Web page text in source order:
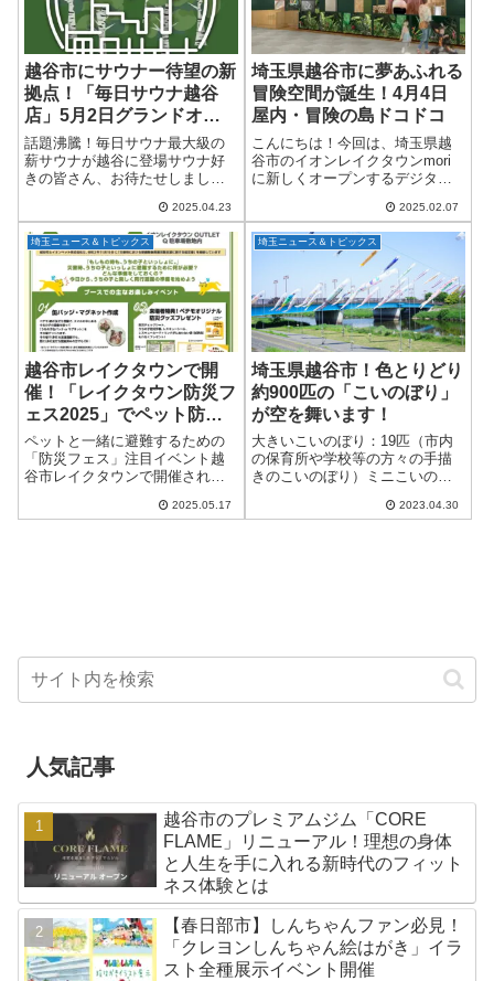
越谷市にサウナー待望の新
拠点！「毎日サウナ越谷
店」5月2日グランドオー
プン
話題沸騰！毎日サウナ最大級の
薪サウナが越谷に登場サウナ好
きの皆さん、お待たせしまし
王子店に続く「毎日サウナ」グ
ループの第3号店が、いよいよ埼
玉県越谷市にオープンします。
その名も「毎日サウナ...
2025.04.23
埼玉県越谷市に夢あふれる
冒険空間が誕生！4月4日
屋内・冒険の島ドコドコ
こんにちは！今回は、埼玉県越
谷市のイオンレイクタウンmori
に新しくオープンするデジタル
の島 ドコドコ イオンレイクタウ
ンmori」をご紹介します。バン
ダイナムコアミューズメントが
2025.02.07
埼玉ニュース＆トピックス
越谷市レイクタウンで開
催！「レイクタウン防災フ
ェス2025」でペット防災
の重要性を体験しよう
ペットと一緒に避難するための
「防災フェス」注目イベント越
谷市レイクタウンで開催される
2025」に、今年もイオンペット
2025.05.17
埼玉ニュース＆トピックス
埼玉県越谷市！色とりどり
約900匹の「こいのぼり」
が空を舞います！
大きいこいのぼり：19匹（市内
の保育所や学校等の方々の手描
きのこいのぼり）ミニこいのぼ
町スポット広場土手（相模町六
2023.04.30
人気記事
越谷市のプレミアムジム「CORE
FLAME」リニューアル！理想の身体
と人生を手に入れる新時代のフィット
ネス体験とは
【春日部市】しんちゃんファン必見！
「クレヨンしんちゃん絵はがき」イラ
スト全種展示イベント開催